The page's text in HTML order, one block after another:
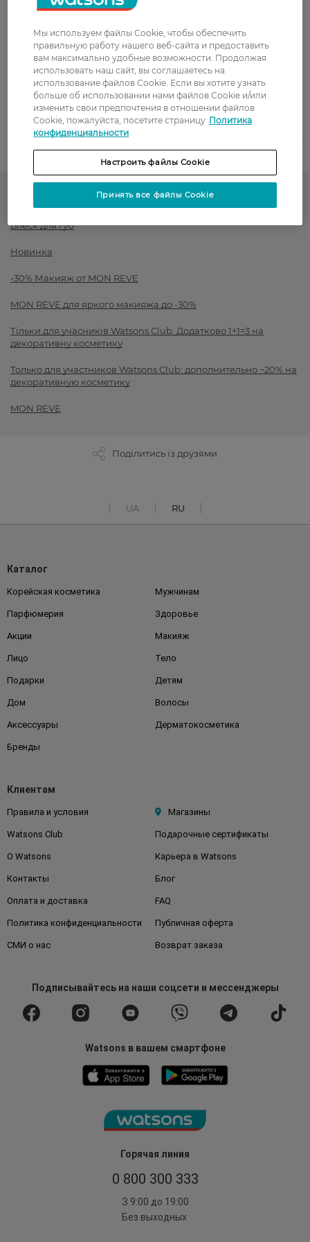
Оплата
Оплата картой
Послеоплата
Показать больше
Блеск для губ
Новинка
-30% Макияж от MON REVE
MON REVE для яркого макияжа до -30%
Тільки для учасників Watsons Club: Додатково 1+1=3 на
декоративну косметику
Только для участников Watsons Club: дополнительно −20% на
декоративную косметику
MON REVE
Поділитись із друзями
UA RU
Горячая линия
0 800 300 333
З 9:00 до 19:00
Без выходных
Каталог
Корейская косметика Мужчинам
Парфюмерия Здоровье
Акции Макияж
Лицо Тело
Подарки Детям
Дом Волосы
Аксессуары Дерматокосметика
Бренды
Клиентам
Правила и условия Магазины
Watsons Club Подарочные сертификаты
О Watsons Карьера в Watsons
Контакты Блог
Оплата и доставка FAQ
Политика конфиденциальности Публичная оферта
СМИ о нас Возврат заказа
Подписывайтесьна наши соцсети и мессенджеры
Watsons в вашем смартфоне
Мы используем файлы Cookie, чтобы обеспечить
правильную работу нашего веб-сайта и предоставить
вам максимально удобные возможности. Продолжая
использовать наш сайт, вы соглашаетесь на
использование файлов Cookie. Если вы хотите узнать
больше об использовании нами файлов Cookie и/или
изменить свои предпочтения в отношении файлов
Cookie, пожалуйста, посетите страницу Политика
конфиденциальности
Настроить файлы Cookie
Принять все файлы Cookie